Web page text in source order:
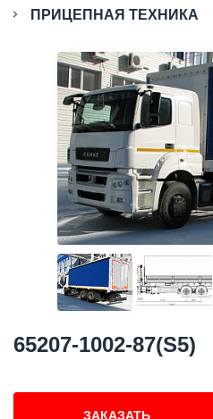
ПРИЦЕПНАЯ ТЕХНИКА
65207-1002-87(S5)
ЗАКАЗАТЬ